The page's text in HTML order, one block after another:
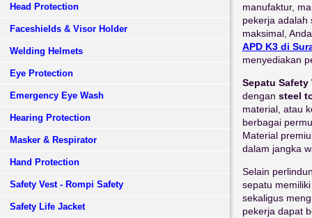
Head Protection
Faceshields & Visor Holder
Welding Helmets
Eye Protection
Emergency Eye Wash
Hearing Protection
Masker & Respirator
Hand Protection
Safety Vest - Rompi Safety
Safety Life Jacket
manufaktur,
pekerja adalah
maksimal,
APD K3 di
menyediakan
Sepatu Safety
dengan steel
material, atau
berbagai
Material
dalam jangka
Selain
sepatu
sekaligus
pekerja dapat